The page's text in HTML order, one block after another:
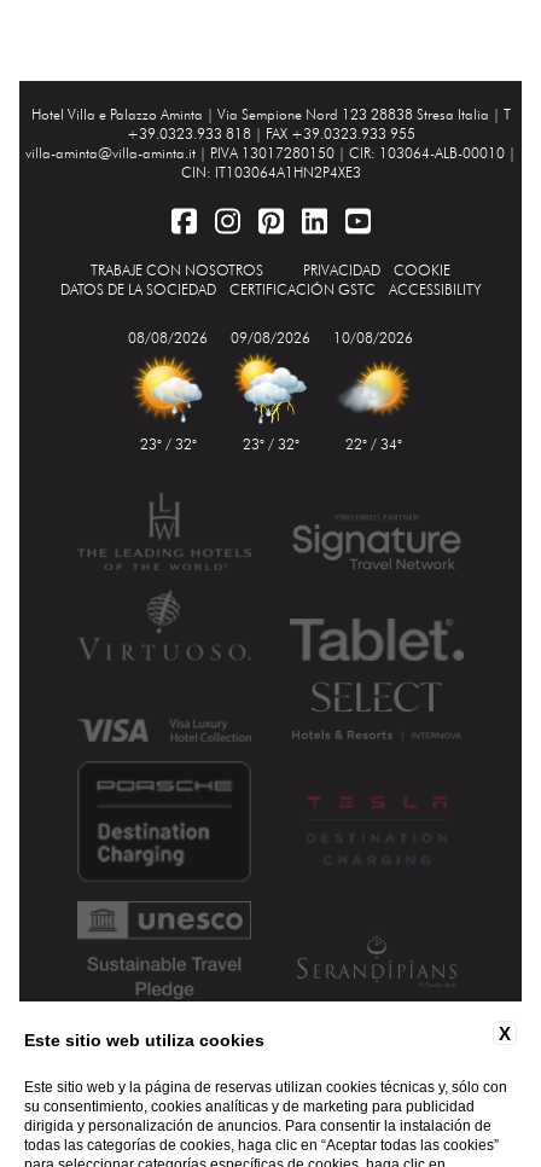
Hotel Villa e Palazzo Aminta | Via Sempione Nord 123 28838 Stresa Italia | T
+39.0323.933 818 | FAX +39.0323.933 955
villa-aminta@villa-aminta.it | P.IVA 13017280150 | CIR: 103064-ALB-00010 |
CIN: IT103064A1HN2P4XE3
TRABAJE CON NOSOTROS PRIVACIDAD
COOKIE
DATOS DE LA SOCIEDAD
CERTIFICACIÓN GSTC ACCESSIBILITY
08/08/2026
23° / 32°
09/08/2026
23° / 32°
10/08/2026
22° / 34°
X
Este sitio web utiliza cookies
Este sitio web y la página de reservas utilizan cookies técnicas y, sólo con
su consentimiento, cookies analíticas y de marketing para publicidad
dirigida y personalización de anuncios. Para consentir la instalación de
todas las categorías de cookies, haga clic en “Aceptar todas las cookies”